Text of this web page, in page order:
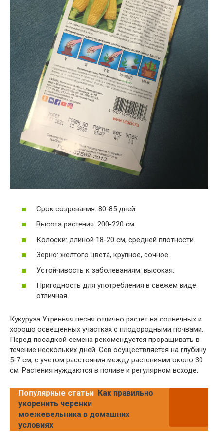
Срок созревания: 80-85 дней.
Высота растения: 200-220 см.
Колоски: длиной 18-20 см, средней плотности.
Зерно: желтого цвета, крупное, сочное.
Устойчивость к заболеваниям: высокая.
Пригодность для употребления в свежем виде:
отличная.
Кукуруза Утренняя песня отлично растет на солнечных и
хорошо освещенных участках с плодородными почвами.
Перед посадкой семена рекомендуется проращивать в
течение нескольких дней. Сев осуществляется на глубину
5-7 см, с учетом расстояния между растениями около 30
см. Растения нуждаются в поливе и регулярном всходе.
Популярные статьи Как правильно
укоренить черенки
моежевельника в домашних
условиях